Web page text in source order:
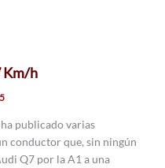
Km/h
publicado varias
conductor que, sin ningún
Q7 por la A1 a una